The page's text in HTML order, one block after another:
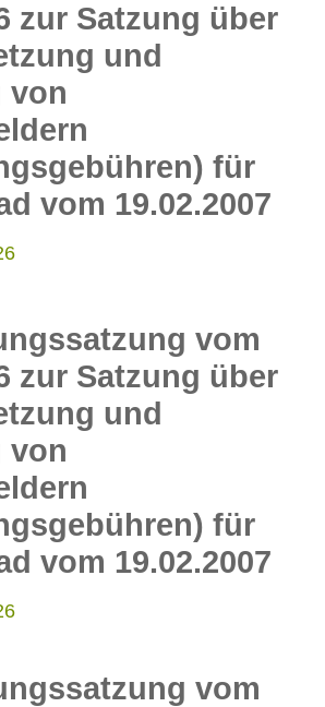
zur Satzung über
und
von
für
vom 19.02.2007
vom
zur Satzung über
und
von
für
vom 19.02.2007
vom